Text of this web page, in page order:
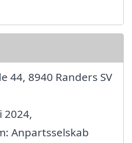
44, 8940 Randers SV
2024,
Anpartsselskab